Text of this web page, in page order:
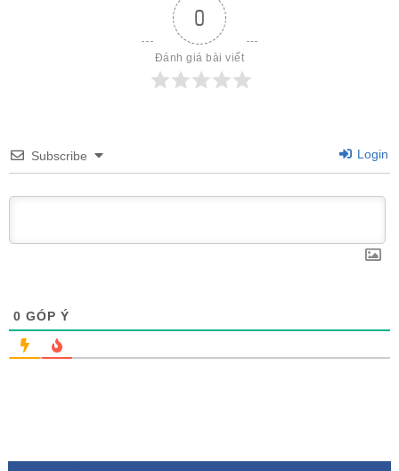
0
Đánh giá bài viết
Subscribe Login
0 GÓP Ý